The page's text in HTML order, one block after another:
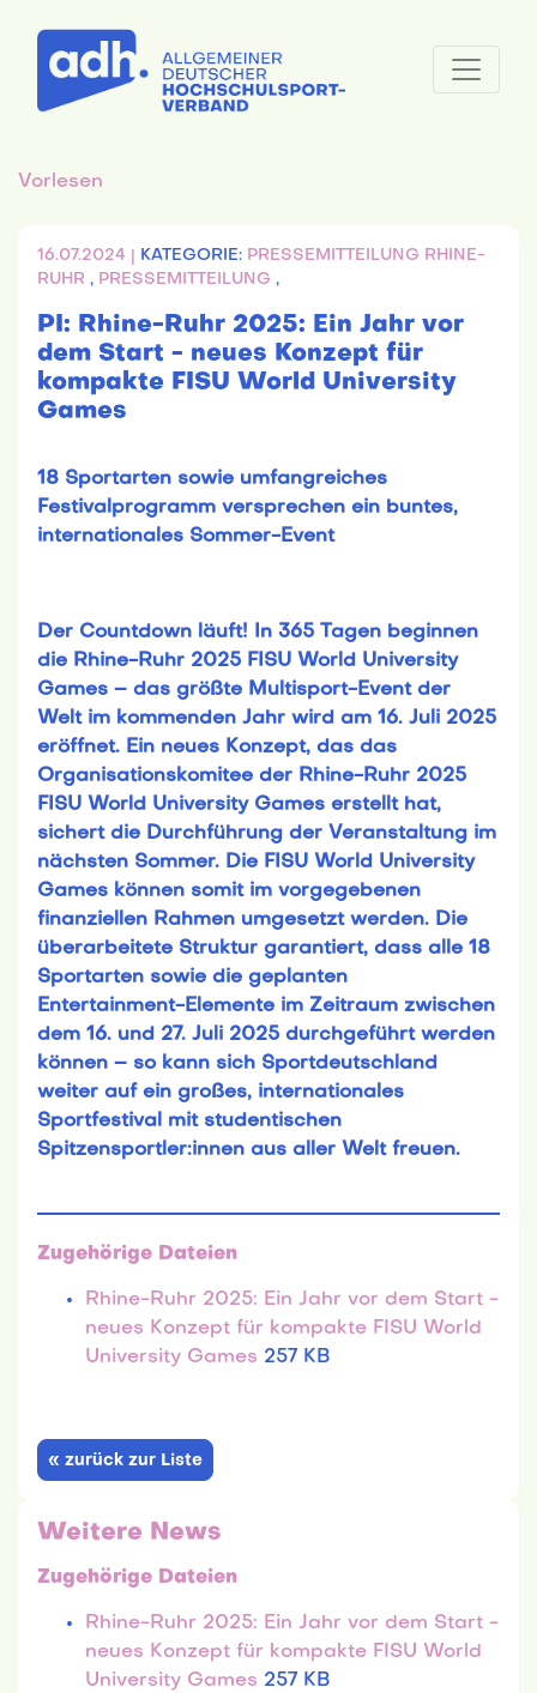
Vorlesen
16.07.2024 | KATEGORIE: PRESSEMITTEILUNG RHINE-
RUHR , PRESSEMITTEILUNG ,
PI: Rhine-Ruhr 2025: Ein Jahr vor
dem Start - neues Konzept für
kompakte FISU World University
Games
18 Sportarten sowie umfangreiches
Festivalprogramm versprechen ein buntes,
internationales Sommer-Event
Der Countdown läuft! In 365 Tagen beginnen
die Rhine-Ruhr 2025 FISU World University
Games – das größte Multisport-Event der
Welt im kommenden Jahr wird am 16. Juli 2025
eröffnet. Ein neues Konzept, das das
Organisationskomitee der Rhine-Ruhr 2025
FISU World University Games erstellt hat,
sichert die Durchführung der Veranstaltung im
nächsten Sommer. Die FISU World University
Games können somit im vorgegebenen
finanziellen Rahmen umgesetzt werden. Die
überarbeitete Struktur garantiert, dass alle 18
Sportarten sowie die geplanten
Entertainment-Elemente im Zeitraum zwischen
dem 16. und 27. Juli 2025 durchgeführt werden
können – so kann sich Sportdeutschland
weiter auf ein großes, internationales
Sportfestival mit studentischen
Spitzensportler:innen aus aller Welt freuen.
Zugehörige Dateien
Rhine-Ruhr 2025: Ein Jahr vor dem Start -
neues Konzept für kompakte FISU World
University Games 257 KB
« zurück zur Liste
Weitere News
Zugehörige Dateien
Rhine-Ruhr 2025: Ein Jahr vor dem Start -
neues Konzept für kompakte FISU World
University Games 257 KB